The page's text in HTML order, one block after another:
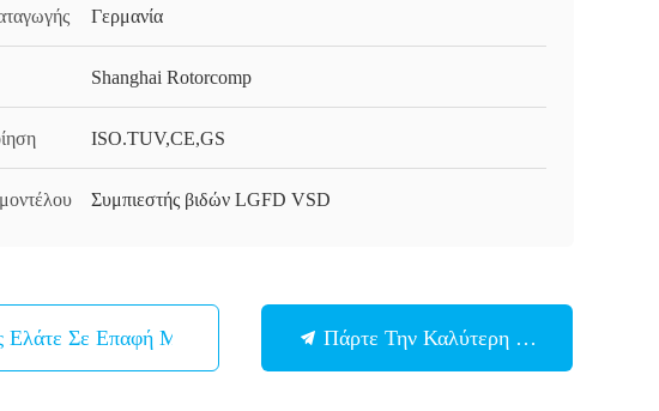
Γερμανία
Shanghai Rotorcomp
ISO.TUV,CE,GS
Συμπιεστής βιδών LGFD VSD
Σε Επαφή Με Πάρτε Την Καλύτερη Τιμή